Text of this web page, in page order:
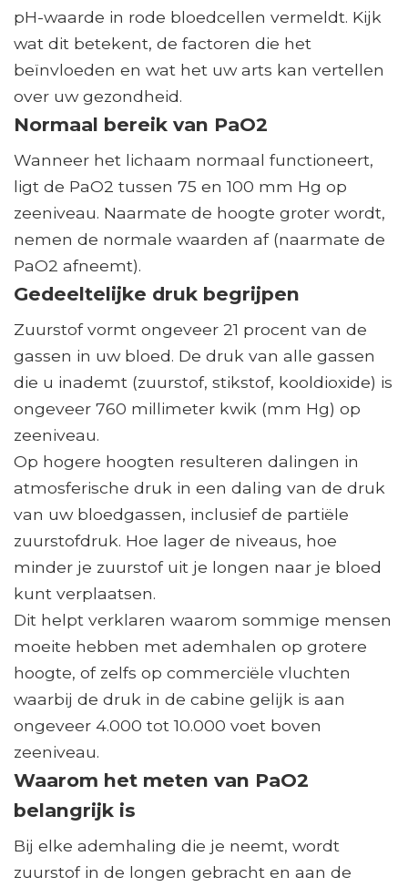
pH-waarde in rode bloedcellen vermeldt. Kijk
wat dit betekent, de factoren die het
beïnvloeden en wat het uw arts kan vertellen
over uw gezondheid.
Normaal bereik van PaO2
Wanneer het lichaam normaal functioneert,
ligt de PaO2 tussen 75 en 100 mm Hg op
zeeniveau. Naarmate de hoogte groter wordt,
nemen de normale waarden af ​​(naarmate de
PaO2 afneemt).
Gedeeltelijke druk begrijpen
Zuurstof vormt ongeveer 21 procent van de
gassen in uw bloed. De druk van alle gassen
die u inademt (zuurstof, stikstof, kooldioxide) is
ongeveer 760 millimeter kwik (mm Hg) op
zeeniveau.
Op hogere hoogten resulteren dalingen in
atmosferische druk in een daling van de druk
van uw bloedgassen, inclusief de partiële
zuurstofdruk. Hoe lager de niveaus, hoe
minder je zuurstof uit je longen naar je bloed
kunt verplaatsen.
Dit helpt verklaren waarom sommige mensen
moeite hebben met ademhalen op grotere
hoogte, of zelfs op commerciële vluchten
waarbij de druk in de cabine gelijk is aan
ongeveer 4.000 tot 10.000 voet boven
zeeniveau.
Waarom het meten van PaO2
belangrijk is
Bij elke ademhaling die je neemt, wordt
zuurstof in de longen gebracht en aan de